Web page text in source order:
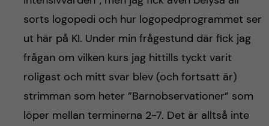
sorts logopedi och hur logopedprogrammet ser
ut här på KI. Under min frågestund där fick jag
frågan om vilken kurs jag hittills tyckt varit
roligast och mitt svar blev (och fortsatt är)
strimman som heter ”Barnobservationer” som
löper mellan terminerna 2-7. Det är alltså inte